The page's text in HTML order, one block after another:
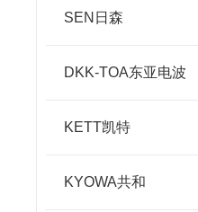
SEN日森
DKK-TOA东亚电波
KETT凯特
KYOWA共和